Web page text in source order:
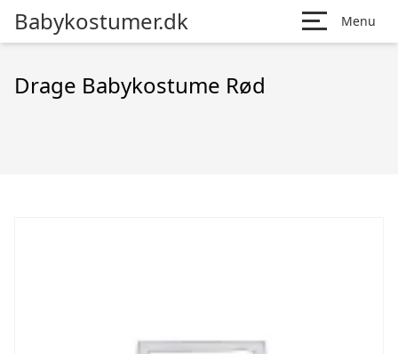
Babykostumer.dk Menu
Drage Babykostume Rød